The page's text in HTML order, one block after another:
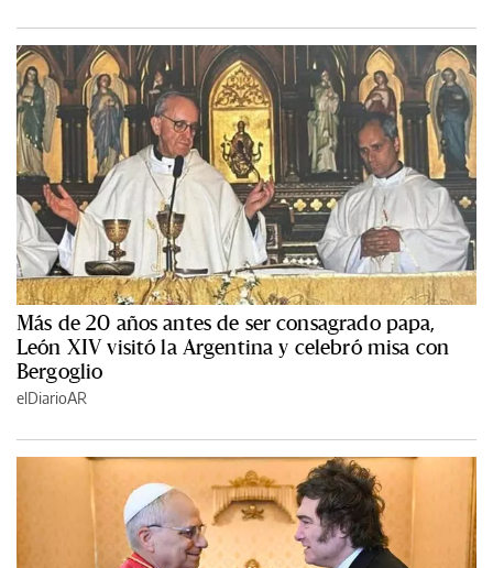
Más de 20 años antes de ser consagrado papa,
León XIV visitó la Argentina y celebró misa con
Bergoglio
elDiarioAR